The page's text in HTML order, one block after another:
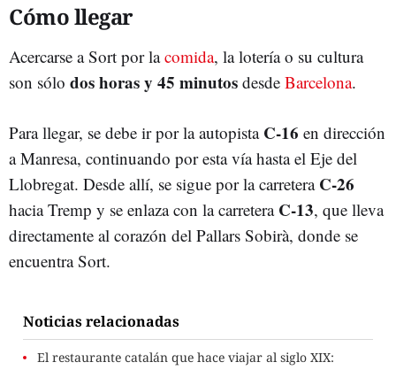
Cómo llegar
Acercarse a Sort por lacomida, la lotería o su cultura
son sólo dos horas y 45 minutos desde Barcelona.
Para llegar, se debe ir por la autopista C-16 en dirección
a Manresa, continuando por esta vía hasta el Eje del
Llobregat. Desde allí, se sigue por la carreteraC-26
hacia Tremp y se enlaza con la carreteraC-13, que lleva
directamente al corazón del Pallars Sobirà, donde se
encuentra Sort.
Noticias relacionadas
El restaurante catalán que hace viajar al siglo XIX: